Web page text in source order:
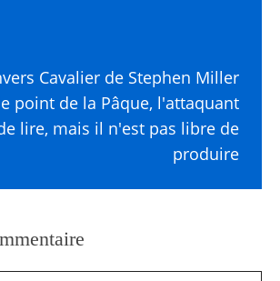
Cavalier de Stephen Miller
point de la Pâque, l'attaquant
lire, mais il n'est pas libre de
produire